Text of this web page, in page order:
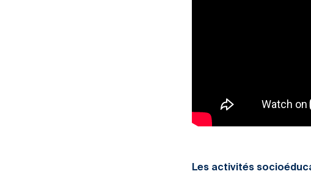
Les activités